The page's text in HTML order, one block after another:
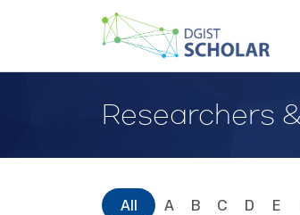
Researchers
All A B C D E